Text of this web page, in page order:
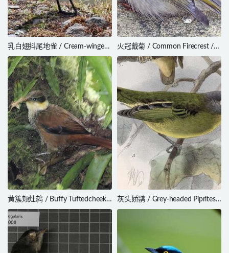
乳白翅抖尾地雀 / Cream-winged
Cinclodes / Cinclodes albiventris
火冠戴菊 / Common Firecrest /
Regulus ignicapilla
黄簇颊灶鸫 / Buffy Tuftedcheek /
Pseudocolaptes lawrencii
灰头娇鹟 / Grey-headed Piprites /
Piprites griseiceps